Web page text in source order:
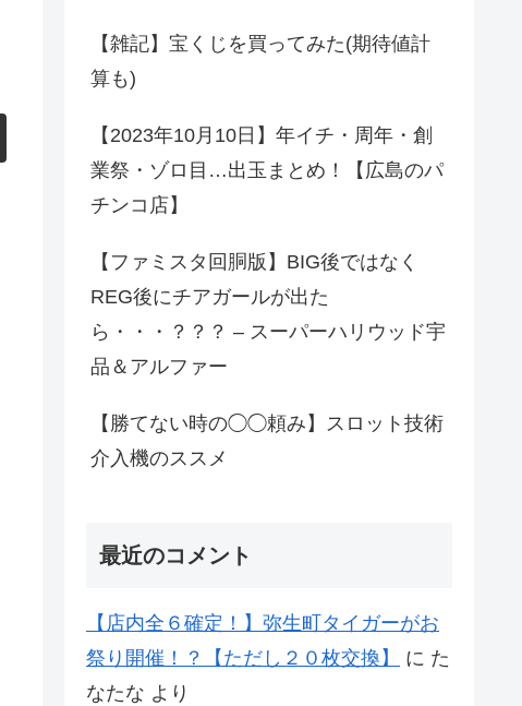
【雑記】宝くじを買ってみた(期待値計
算も)
【2023年10月10日】年イチ・周年・創
業祭・ゾロ目…出玉まとめ！【広島のパ
チンコ店】
【ファミスタ回胴版】BIG後ではなく
REG後にチアガールが出た
ら・・・？？？ – スーパーハリウッド宇
品＆アルファー
【勝てない時の◯◯頼み】スロット技術
介入機のススメ
最近のコメント
【店内全６確定！】弥生町タイガーがお
祭り開催！？【ただし２０枚交換】
に た
なたな より